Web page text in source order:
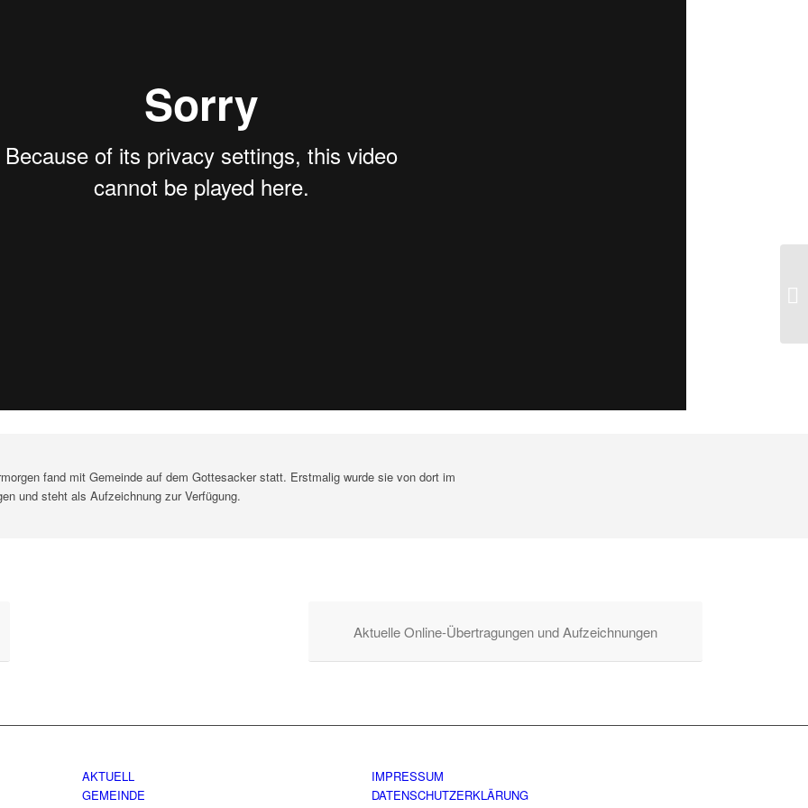
fand mit Gemeinde auf dem Gottesacker statt. Erstmalig wurde sie von dort im
und steht als Aufzeichnung zur Verfügung.
Aktuelle Online-Übertragungen und Aufzeichnungen
AKTUELL
GEMEINDE
IMPRESSUM
DATENSCHUTZERKLÄRUNG